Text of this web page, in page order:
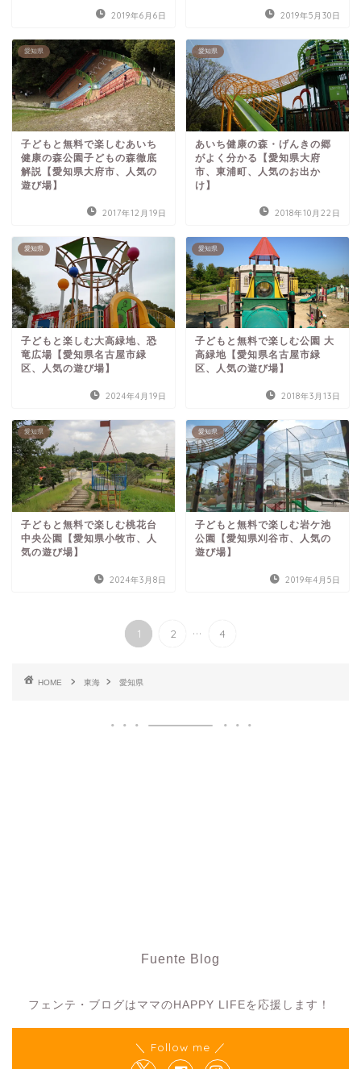
2019年6月6日 2019年5月30日
愛知県
子どもと無料で楽しむあいち
健康の森公園子どもの森徹底
解説【愛知県大府市、人気の
遊び場】
2017年12月19日
愛知県
あいち健康の森・げんきの郷
がよく分かる【愛知県大府
市、東浦町、人気のお出か
け】
2018年10月22日
愛知県
子どもと楽しむ大高緑地、恐
竜広場【愛知県名古屋市緑
区、人気の遊び場】
2024年4月19日
愛知県
子どもと無料で楽しむ公園 大
高緑地【愛知県名古屋市緑
区、人気の遊び場】
2018年3月13日
愛知県
子どもと無料で楽しむ桃花台
中央公園【愛知県小牧市、人
気の遊び場】
2024年3月8日
愛知県
子どもと無料で楽しむ岩ケ池
公園【愛知県刈谷市、人気の
遊び場】
2019年4月5日
1 2 ... 4
HOME 東海 愛知県
Fuente Blog
フェンテ・ブログはママのHAPPY LIFEを応援します！
＼ Follow me ／